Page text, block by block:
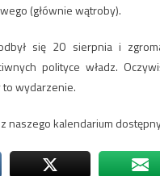
(głównie wątroby).
się 20 sierpnia i
polityce władz.
to wydarzenie.
naszego kalendarium